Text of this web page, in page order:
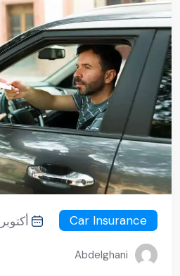
Car Insurance أكتوبر 9, 2025
Abdelghani